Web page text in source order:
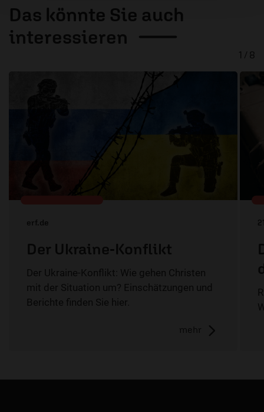
Das könnte Sie auch
interessieren
erf.de
Der Ukraine-Konflikt
Der Ukraine-Konflikt: Wie gehen Christen
mit der Situation um? Einschätzungen und
Berichte finden Sie hier.
mehr
1 / 8